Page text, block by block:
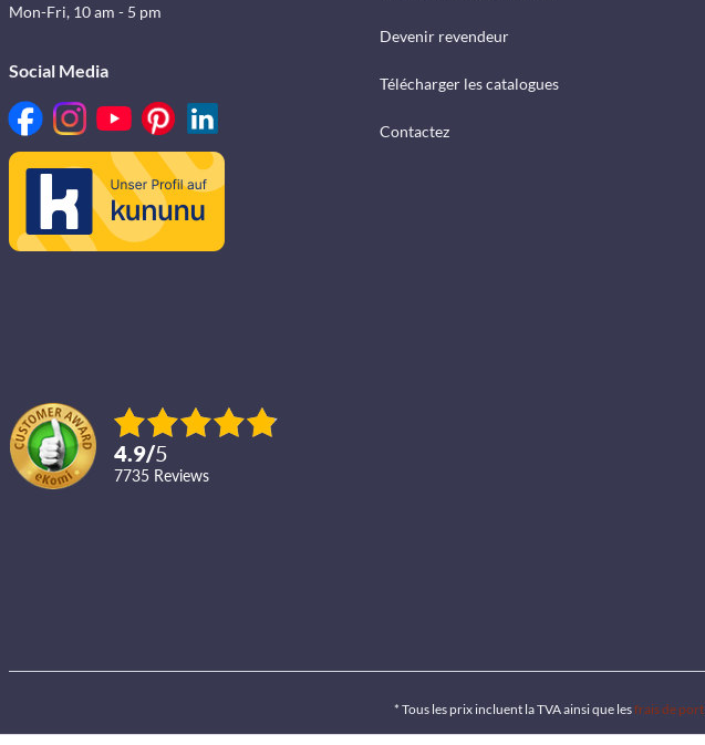
Mon-Fri, 10 am - 5 pm
Social Media
4.9/5
7735 reviews
Devenir revendeur
Télécharger les catalogues
Contactez
* Tous les prix incluent la TVA ainsi que lesfrais de port